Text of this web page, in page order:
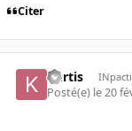
Citer
kurtis
Posté(e) le 20